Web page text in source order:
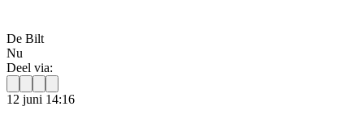
De Bilt
Nu
Deel via:
12 juni 14:16